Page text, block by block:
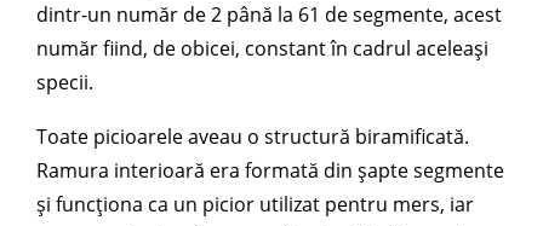
dintr-un număr de 2 până la 61 de segmente, acest
număr fiind, de obicei, constant în cadrul aceleași
specii.
Toate picioarele aveau o structură biramificată.
Ramura interioară era formată din șapte segmente
și funcționa ca un picior utilizat pentru mers, iar